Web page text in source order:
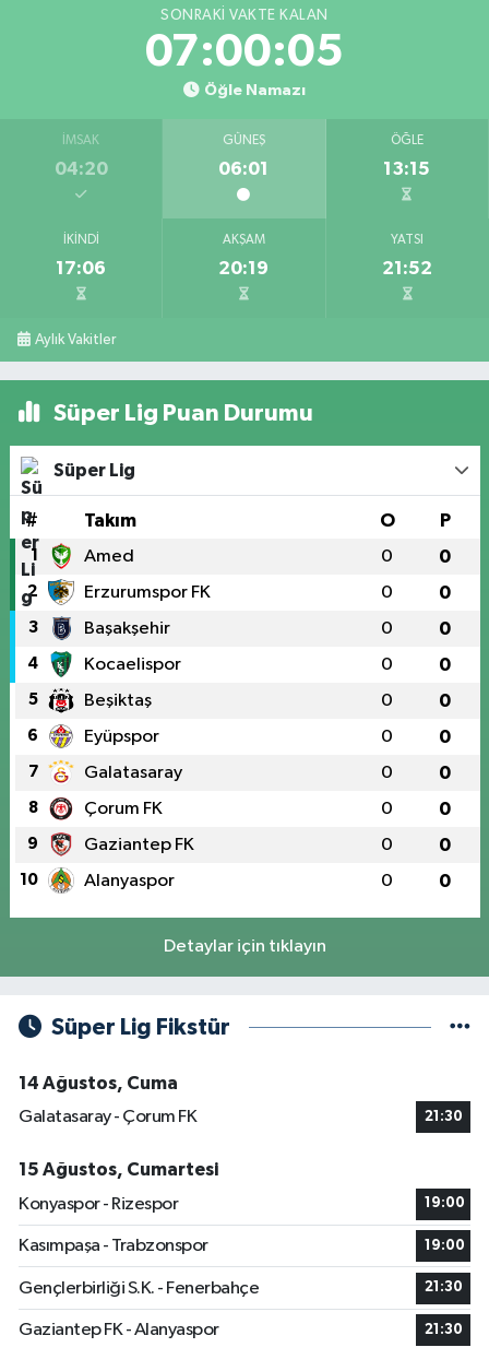
SONRAKI VAKTE KALAN
07:00:04
Öğle Namazı
İMSAK
04:20
GÜNEŞ
06:01
ÖĞLE
13:15
İKINDI
17:06
AKŞAM
20:19
YATSI
21:52
Aylık Vakitler
Süper Lig Puan Durumu
Süper Lig
# Takım O P
1 Amed 0 0
2 Erzurumspor FK 0 0
3 Başakşehir 0 0
4 Kocaelispor 0 0
5 Beşiktaş 0 0
6 Eyüpspor 0 0
7 Galatasaray 0 0
8 Çorum FK 0 0
9 Gaziantep FK 0 0
10 Alanyaspor 0 0
Detaylar için tıklayın
Süper Lig Fikstür
14 Ağustos, Cuma
Galatasaray - Çorum FK
21:30
15 Ağustos, Cumartesi
Konyaspor - Rizespor
19:00
Kasımpaşa - Trabzonspor 19:00
Gençlerbirliği S.K. - Fenerbahçe 21:30
Gaziantep FK - Alanyaspor 21:30